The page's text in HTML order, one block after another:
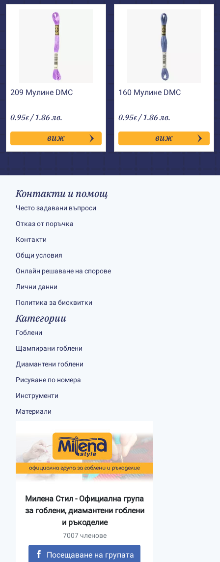
209 Мулине DMC
0.95€ / 1.86 лв.
виж
160 Мулине DMC
0.95€ / 1.86 лв.
виж
Контакти и помощ
Често задавани въпроси
Отказ от поръчка
Контакти
Общи условия
Онлайн решаване на спорове
Лични данни
Политика за бисквитки
Категории
Гоблени
Щампирани гоблени
Диамантени гоблени
Рисуване по номера
Инструменти
Материали
Милена Стил - Официална група
за гоблени, диамантени гоблени
и ръкоделие
7007 членове
Посещаване на групата